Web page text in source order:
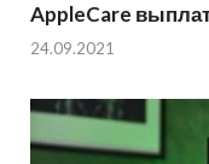
AppleCare
24.09.2021